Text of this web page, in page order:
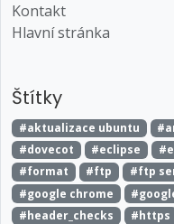
Kontakt
Hlavní stránka
Štítky
#aktualizace ubuntu
#dovecot
#eclipse
#format
#ftp #ftp
#google chrome
#header_checks
#https